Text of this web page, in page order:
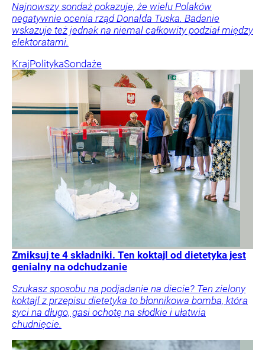
Najnowszy sondaż pokazuje, że wielu Polaków
negatywnie ocenia rząd Donalda Tuska. Badanie
wskazuje też jednak na niemal całkowity podział między
elektoratami.
KrajPolitykaSondaże
Zmiksuj te 4 składniki. Ten koktajl od dietetyka jest
genialny na odchudzanie
Szukasz sposobu na podjadanie na diecie? Ten zielony
koktajl z przepisu dietetyka to błonnikowa bomba, która
syci na długo, gasi ochotę na słodkie i ułatwia
chudnięcie.